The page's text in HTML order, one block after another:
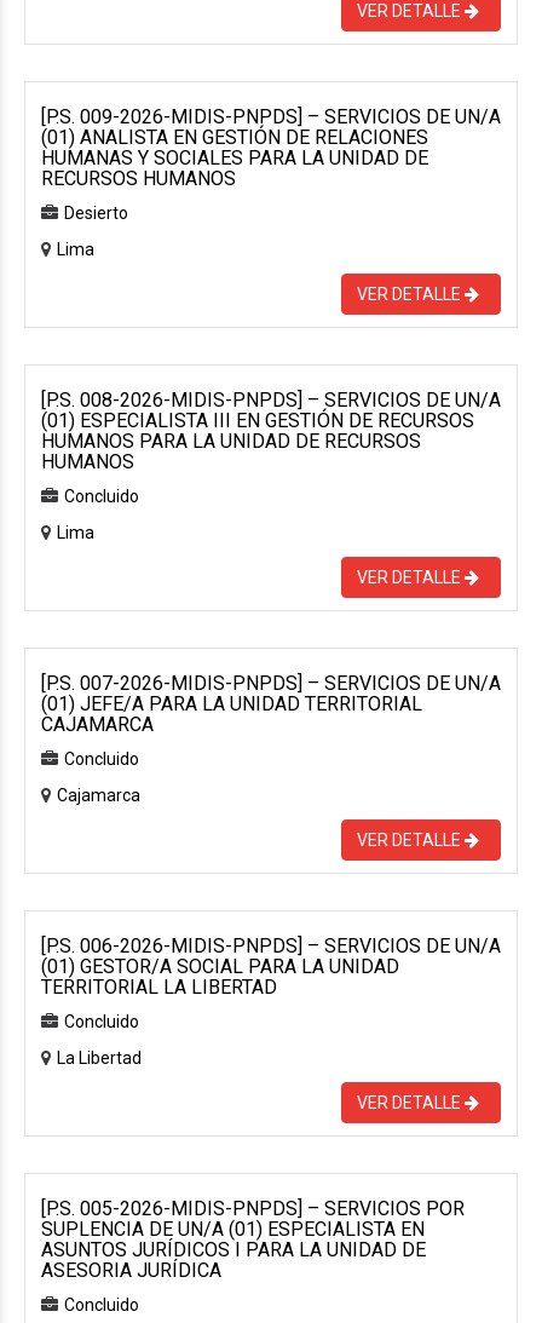
VER DETALLE
[P.S. 009-2026-MIDIS-PNPDS] – SERVICIOS DE UN/A
(01) ANALISTA EN GESTIÓN DE RELACIONES
HUMANAS Y SOCIALES PARA LA UNIDAD DE
RECURSOS HUMANOS
Desierto
Lima
VER DETALLE
[P.S. 008-2026-MIDIS-PNPDS] – SERVICIOS DE UN/A
(01) ESPECIALISTA III EN GESTIÓN DE RECURSOS
HUMANOS PARA LA UNIDAD DE RECURSOS
HUMANOS
Concluido
Lima
VER DETALLE
[P.S. 007-2026-MIDIS-PNPDS] – SERVICIOS DE UN/A
(01) JEFE/A PARA LA UNIDAD TERRITORIAL
CAJAMARCA
Concluido
Cajamarca
VER DETALLE
[P.S. 006-2026-MIDIS-PNPDS] – SERVICIOS DE UN/A
(01) GESTOR/A SOCIAL PARA LA UNIDAD
TERRITORIAL LA LIBERTAD
Concluido
La Libertad
VER DETALLE
[P.S. 005-2026-MIDIS-PNPDS] – SERVICIOS POR
SUPLENCIA DE UN/A (01) ESPECIALISTA EN
ASUNTOS JURÍDICOS I PARA LA UNIDAD DE
ASESORIA JURÍDICA
Concluido